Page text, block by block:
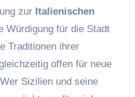
zur Italienischen
Würdigung für die Stadt
Traditionen ihrer
offen für neue
Sizilien und seine